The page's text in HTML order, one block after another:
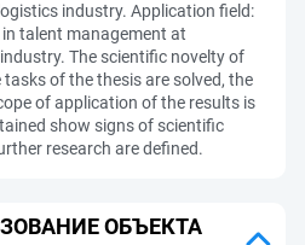
industry. Application field:
talent management at
The scientific novelty of
of the thesis are solved, the
of application of the results is
show signs of scientific
research are defined.
ОБЪЕКТА